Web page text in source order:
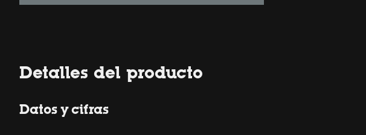
Detalles del producto
Datos y cifras